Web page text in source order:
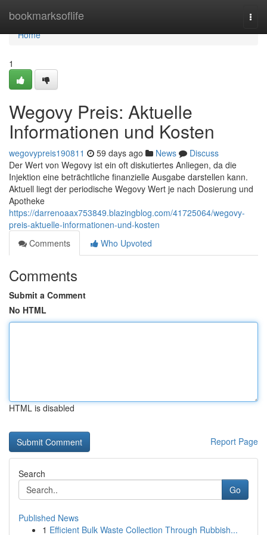
bookmarksoflife
Home
Home
1
Wegovy Preis: Aktuelle
Informationen und Kosten
wegovypreis190811 59 days ago News
Discuss
Der Wert von Wegovy ist ein oft diskutiertes Anliegen, da die
Injektion eine beträchtliche finanzielle Ausgabe darstellen kann.
Aktuell liegt der periodische Wegovy Wert je nach Dosierung und
Apotheke
https://darrenoaax753849.blazingblog.com/41725064/wegovy-
preis-aktuelle-informationen-und-kosten
Comments
Who Upvoted
Comments
Submit a Comment
No HTML
HTML is disabled
Report Page
Search
Go
Published News
1 Efficient Bulk Waste Collection Through Rubbish...